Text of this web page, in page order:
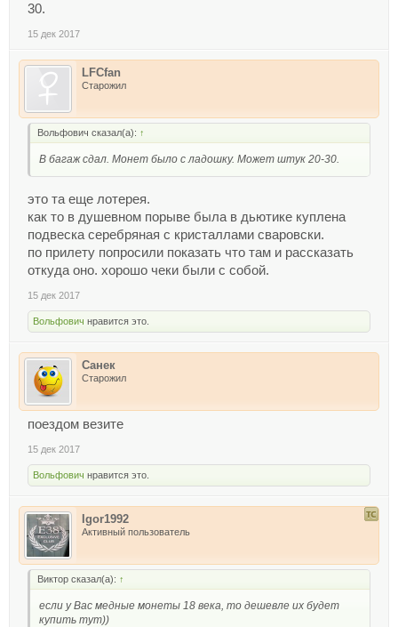
30.
15 дек 2017
LFCfan
Старожил
Вольфович сказал(а): ↑
В багаж сдал. Монет было с ладошку. Может штук 20-30.
это та еще лотерея.
как то в душевном порыве была в дьютике куплена
подвеска серебряная с кристаллами сваровски.
по прилету попросили показать что там и рассказать
откуда оно. хорошо чеки были с собой.
15 дек 2017
Вольфович нравится это.
Санек
Старожил
поездом везите
15 дек 2017
Вольфович нравится это.
Igor1992
Активный пользователь
Виктор сказал(а): ↑
если у Вас медные монеты 18 века, то дешевле их будет
купить тут))